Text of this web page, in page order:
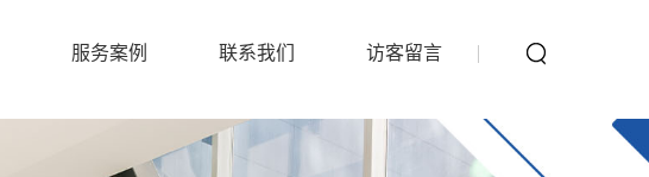
服务案例 联系我们 访客留言